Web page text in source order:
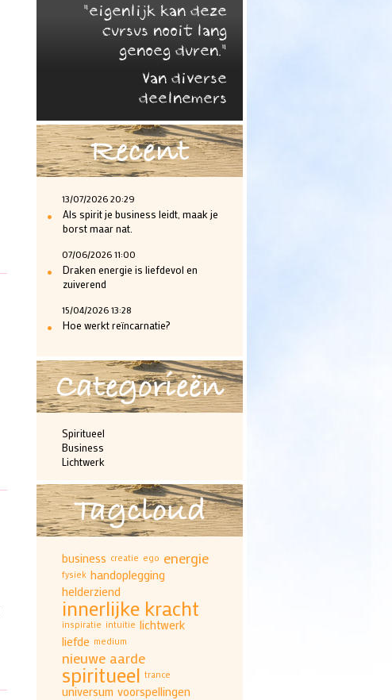
"eigenlijk kan deze
cursus nooit lang
genoeg duren."
Van diverse
deelnemers
Recent
13/07/2026 20:29
•
Als spirit je business leidt, maak je
borst maar nat.
07/06/2026 11:00
•
Draken energie is liefdevol en
zuiverend
15/04/2026 13:28
• Hoe werkt reïncarnatie?
Categorieën
Spiritueel
Business
Lichtwerk
Tagcloud
business creatie ego energie
fysiek handoplegging
helderziend
innerlijke kracht
inspiratie intuitie lichtwerk
liefde medium
nieuwe aarde
spiritueel trance
universum voorspellingen